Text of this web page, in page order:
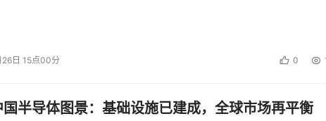
关系。水电站的角色发生了一次意义深远的位移：它们不再只是
一车间”。物理世界的江河奔流，经过算法的精准调度与算力的
智能血液。
还远未触及它真正的分量。
日 15点00分 0
半导体图景：基础设施已建成，全球市场再平衡